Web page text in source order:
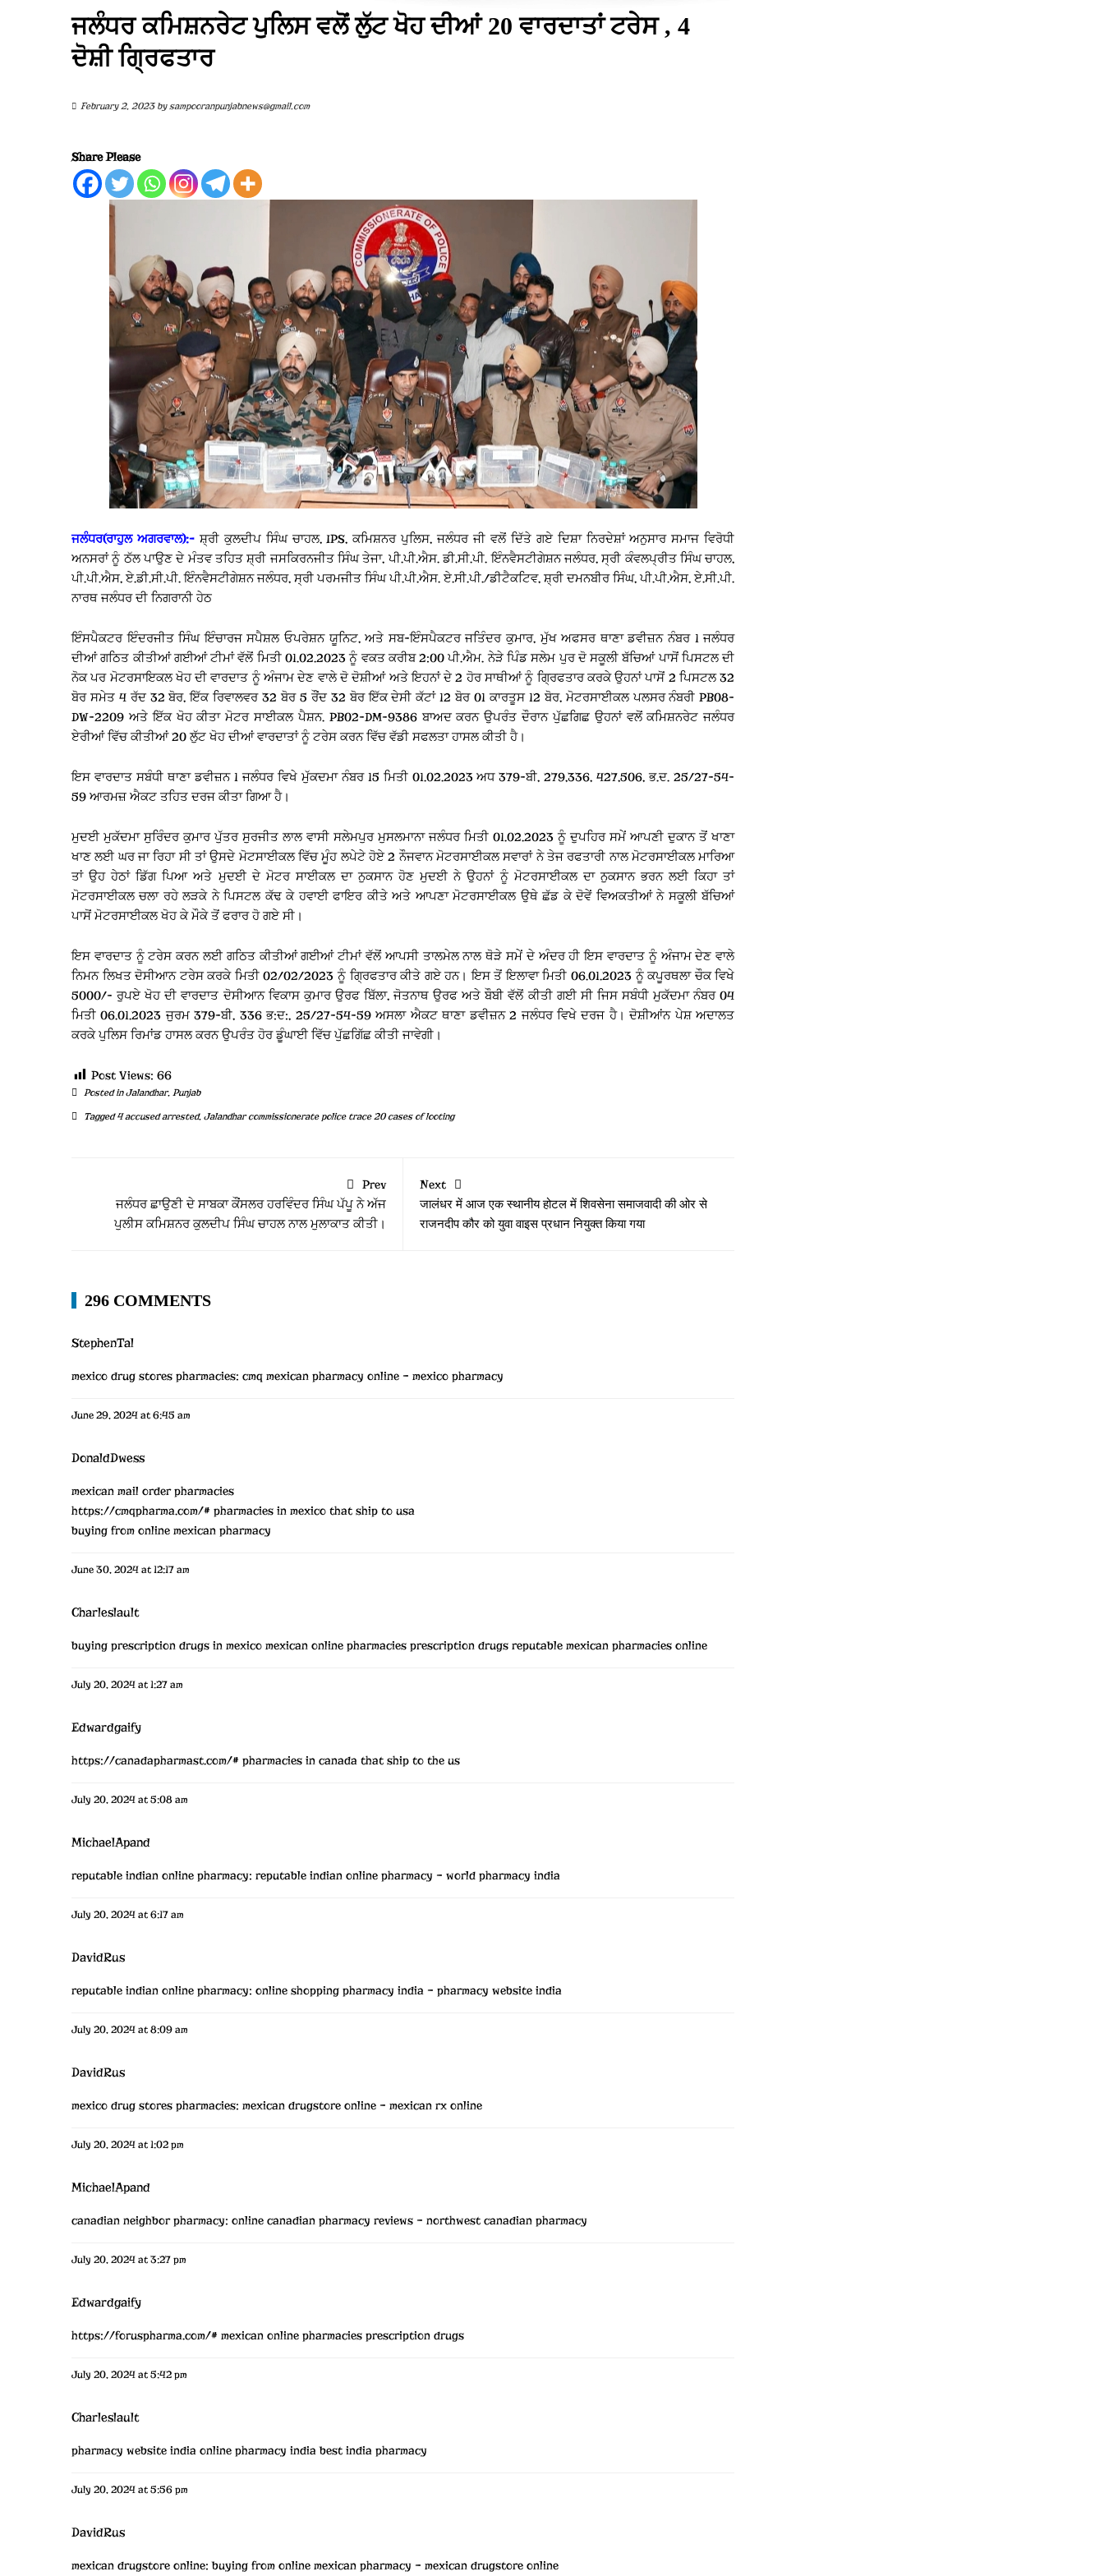
ਜਲੰਧਰ ਕਮਿਸ਼ਨਰੇਟ ਪੁਲਿਸ ਵਲੋਂ ਲੁੱਟ ਖੋਹ ਦੀਆਂ 20 ਵਾਰਦਾਤਾਂ ਟਰੇਸ , 4
ਦੋਸ਼ੀ ਗ੍ਰਿਫਤਾਰ
February 2, 2023bysampooranpunjabnews@gmail.com
Share Please
ਜਲੰਧਰ(ਰਾਹੁਲ ਅਗਰਵਾਲ):- ਸ਼੍ਰੀ ਕੁਲਦੀਪ ਸਿੰਘ ਚਾਹਲ, IPS, ਕਮਿਸ਼ਨਰ ਪੁਲਿਸ, ਜਲੰਧਰ ਜੀ ਵਲੋਂ ਦਿੱਤੇ ਗਏ ਦਿਸ਼ਾ ਨਿਰਦੇਸ਼ਾਂ ਅਨੁਸਾਰ ਸਮਾਜ ਵਿਰੋਧੀ
ਅਨਸਰਾਂ ਨੂੰ ਠੱਲ ਪਾਉਣ ਦੇ ਮੰਤਵ ਤਹਿਤ ਸ਼੍ਰੀ ਜਸਕਿਰਨਜੀਤ ਸਿੰਘ ਤੇਜਾ, ਪੀ.ਪੀ.ਐਸ. ਡੀ.ਸੀ.ਪੀ. ਇੰਨਵੈਸਟੀਗੇਸ਼ਨ ਜਲੰਧਰ, ਸ੍ਰੀ ਕੰਵਲਪ੍ਰੀਤ ਸਿੰਘ ਚਾਹਲ,
ਪੀ.ਪੀ.ਐਸ, ਏ.ਡੀ.ਸੀ.ਪੀ. ਇੰਨਵੈਸਟੀਗੇਸ਼ਨ ਜਲੰਧਰ, ਸ੍ਰੀ ਪਰਮਜੀਤ ਸਿੰਘ ਪੀ.ਪੀ.ਐਸ. ਏ.ਸੀ.ਪੀ./ਡੀਟੈਕਟਿਵ, ਸ਼੍ਰੀ ਦਮਨਬੀਰ ਸਿੰਘ, ਪੀ.ਪੀ.ਐਸ, ਏ.ਸੀ.ਪੀ.
ਨਾਰਥ ਜਲੰਧਰ ਦੀ ਨਿਗਰਾਨੀ ਹੇਠ
ਇੰਸਪੈਕਟਰ ਇੰਦਰਜੀਤ ਸਿੰਘ ਇੰਚਾਰਜ ਸਪੈਸ਼ਲ ਓਪਰੇਸ਼ਨ ਯੂਨਿਟ, ਅਤੇ ਸਬ-ਇੰਸਪੈਕਟਰ ਜਤਿੰਦਰ ਕੁਮਾਰ, ਮੁੱਖ ਅਫਸਰ ਥਾਣਾ ਡਵੀਜ਼ਨ ਨੰਬਰ 1 ਜਲੰਧਰ
ਦੀਆਂ ਗਠਿਤ ਕੀਤੀਆਂ ਗਈਆਂ ਟੀਮਾਂ ਵੱਲੋਂ ਮਿਤੀ 01.02.2023 ਨੂੰ ਵਕਤ ਕਰੀਬ 2:00 ਪੀ.ਐਮ. ਨੇੜੇ ਪਿੰਡ ਸਲੇਮ ਪੁਰ ਦੋ ਸਕੂਲੀ ਬੱਚਿਆਂ ਪਾਸੋਂ ਪਿਸਟਲ ਦੀ
ਨੋਕ ਪਰ ਮੋਟਰਸਾਇਕਲ ਖੋਹ ਦੀ ਵਾਰਦਾਤ ਨੂੰ ਅੰਜਾਮ ਦੇਣ ਵਾਲੇ ਦੋ ਦੋਸ਼ੀਆਂ ਅਤੇ ਇਹਨਾਂ ਦੇ 2 ਹੋਰ ਸਾਥੀਆਂ ਨੂੰ ਗ੍ਰਿਫਤਾਰ ਕਰਕੇ ਉਹਨਾਂ ਪਾਸੋਂ 2 ਪਿਸਟਲ 32
ਬੋਰ ਸਮੇਤ 4 ਰੱਦ 32 ਬੋਰ, ਇੱਕ ਰਿਵਾਲਵਰ 32 ਬੋਰ 5 ਰੌਂਦ 32 ਬੋਰ ਇੱਕ ਦੇਸੀ ਕੱਟਾਂ 12 ਬੋਰ 01 ਕਾਰਤੂਸ 12 ਬੋਰ, ਮੋਟਰਸਾਈਕਲ ਪਲਸਰ ਨੰਬਰੀ PB08-
DW-2209 ਅਤੇ ਇੱਕ ਖੋਹ ਕੀਤਾ ਮੋਟਰ ਸਾਈਕਲ ਪੈਸ਼ਨ. PB02-DM-9386 ਬਾਅਦ ਕਰਨ ਉਪਰੰਤ ਦੌਰਾਨ ਪੁੱਛਗਿਛ ਉਹਨਾਂ ਵਲੋਂ ਕਮਿਸ਼ਨਰੇਟ ਜਲੰਧਰ
ਏਰੀਆਂ ਵਿੱਚ ਕੀਤੀਆਂ 20 ਲੁੱਟ ਖੋਹ ਦੀਆਂ ਵਾਰਦਾਤਾਂ ਨੂੰ ਟਰੇਸ ਕਰਨ ਵਿੱਚ ਵੱਡੀ ਸਫਲਤਾ ਹਾਸਲ ਕੀਤੀ ਹੈ।
ਇਸ ਵਾਰਦਾਤ ਸਬੰਧੀ ਥਾਣਾ ਡਵੀਜ਼ਨ 1 ਜਲੰਧਰ ਵਿਖੇ ਮੁੱਕਦਮਾ ਨੰਬਰ 15 ਮਿਤੀ 01.02.2023 ਅਧ 379-ਬੀ, 279,336, 427,506, ਭ.ਦ. 25/27-54-
59 ਆਰਮਜ਼ ਐਕਟ ਤਹਿਤ ਦਰਜ ਕੀਤਾ ਗਿਆ ਹੈ।
ਮੁਦਈ ਮੁਕੱਦਮਾ ਸੁਰਿੰਦਰ ਕੁਮਾਰ ਪੁੱਤਰ ਸੁਰਜੀਤ ਲਾਲ ਵਾਸੀ ਸਲੇਮਪੁਰ ਮੁਸਲਮਾਨਾ ਜਲੰਧਰ ਮਿਤੀ 01.02.2023 ਨੂੰ ਦੁਪਹਿਰ ਸਮੇਂ ਆਪਣੀ ਦੁਕਾਨ ਤੋਂ ਖਾਣਾ
ਖਾਣ ਲਈ ਘਰ ਜਾ ਰਿਹਾ ਸੀ ਤਾਂ ਉਸਦੇ ਮੋਟਸਾਈਕਲ ਵਿੱਚ ਮੂੰਹ ਲਪੇਟੇ ਹੋਏ 2 ਨੌਜਵਾਨ ਮੋਟਰਸਾਈਕਲ ਸਵਾਰਾਂ ਨੇ ਤੇਜ ਰਫਤਾਰੀ ਨਾਲ ਮੋਟਰਸਾਈਕਲ ਮਾਰਿਆ
ਤਾਂ ਉਹ ਹੇਠਾਂ ਡਿੱਗ ਪਿਆ ਅਤੇ ਮੁਦਈ ਦੇ ਮੋਟਰ ਸਾਈਕਲ ਦਾ ਨੁਕਸਾਨ ਹੋਣ ਮੁਦਈ ਨੇ ਉਹਨਾਂ ਨੂੰ ਮੋਟਰਸਾਈਕਲ ਦਾ ਨੁਕਸਾਨ ਭਰਨ ਲਈ ਕਿਹਾ ਤਾਂ
ਮੋਟਰਸਾਈਕਲ ਚਲਾ ਰਹੇ ਲੜਕੇ ਨੇ ਪਿਸਟਲ ਕੱਢ ਕੇ ਹਵਾਈ ਫਾਇਰ ਕੀਤੇ ਅਤੇ ਆਪਣਾ ਮੋਟਰਸਾਈਕਲ ਉਥੇ ਛੱਡ ਕੇ ਦੋਵੇਂ ਵਿਅਕਤੀਆਂ ਨੇ ਸਕੂਲੀ ਬੱਚਿਆਂ
ਪਾਸੋਂ ਮੋਟਰਸਾਈਕਲ ਖੋਹ ਕੇ ਮੌਕੇ ਤੋਂ ਫਰਾਰ ਹੋ ਗਏ ਸੀ।
ਇਸ ਵਾਰਦਾਤ ਨੂੰ ਟਰੇਸ ਕਰਨ ਲਈ ਗਠਿਤ ਕੀਤੀਆਂ ਗਈਆਂ ਟੀਮਾਂ ਵੱਲੋਂ ਆਪਸੀ ਤਾਲਮੇਲ ਨਾਲ ਥੋੜੇ ਸਮੇਂ ਦੇ ਅੰਦਰ ਹੀ ਇਸ ਵਾਰਦਾਤ ਨੂੰ ਅੰਜਾਮ ਦੇਣ ਵਾਲੇ
ਨਿਮਨ ਲਿਖਤ ਦੋਸੀਆਨ ਟਰੇਸ ਕਰਕੇ ਮਿਤੀ 02/02/2023 ਨੂੰ ਗ੍ਰਿਫਤਾਰ ਕੀਤੇ ਗਏ ਹਨ। ਇਸ ਤੋਂ ਇਲਾਵਾ ਮਿਤੀ 06.01.2023 ਨੂੰ ਕਪੂਰਥਲਾ ਚੌਕ ਵਿਖੇ
5000/- ਰੁਪਏ ਖੋਹ ਦੀ ਵਾਰਦਾਤ ਦੋਸੀਆਨ ਵਿਕਾਸ ਕੁਮਾਰ ਉਰਫ ਬਿੱਲਾ, ਜੋਤਨਾਥ ਉਰਫ ਅਤੇ ਬੌਬੀ ਵੱਲੋਂ ਕੀਤੀ ਗਈ ਸੀ ਜਿਸ ਸਬੰਧੀ ਮੁਕੱਦਮਾ ਨੰਬਰ 04
ਮਿਤੀ 06.01.2023 ਜੁਰਮ 379-ਬੀ, 336 ਭ:ਦ:, 25/27-54-59 ਅਸਲਾ ਐਕਟ ਥਾਣਾ ਡਵੀਜ਼ਨ 2 ਜਲੰਧਰ ਵਿਖੇ ਦਰਜ ਹੈ। ਦੋਸ਼ੀਆਂਨ ਪੇਸ਼ ਅਦਾਲਤ
ਕਰਕੇ ਪੁਲਿਸ ਰਿਮਾਂਡ ਹਾਸਲ ਕਰਨ ਉਪਰੰਤ ਹੋਰ ਡੂੰਘਾਈ ਵਿੱਚ ਪੁੱਛਗਿੱਛ ਕੀਤੀ ਜਾਵੇਗੀ।
Post Views: 66
Posted inJalandhar, Punjab
Tagged4 accused arrested, Jalandhar commissionerate police trace 20 cases of looting
Prev
ਜਲੰਧਰ ਛਾਉਣੀ ਦੇ ਸਾਬਕਾ ਕੌਂਸਲਰ ਹਰਵਿੰਦਰ ਸਿੰਘ ਪੱਪੂ ਨੇ ਅੱਜ
ਪੁਲੀਸ ਕਮਿਸ਼ਨਰ ਕੁਲਦੀਪ ਸਿੰਘ ਚਾਹਲ ਨਾਲ ਮੁਲਾਕਾਤ ਕੀਤੀ।
Next
जालंधर में आज एक स्थानीय होटल में शिवसेना समाजवादी की ओर से
राजनदीप कौर को युवा वाइस प्रधान नियुक्त किया गया
296 COMMENTS
StephenTal
mexico drug stores pharmacies: cmq mexican pharmacy online – mexico pharmacy
June 29, 2024 at 6:45 am
DonaldDwess
mexican mail order pharmacies
https://cmqpharma.com/# pharmacies in mexico that ship to usa
buying from online mexican pharmacy
June 30, 2024 at 12:17 am
Charleslault
buying prescription drugs in mexico mexican online pharmacies prescription drugs reputable mexican pharmacies online
July 20, 2024 at 1:27 am
Edwardgaify
https://canadapharmast.com/# pharmacies in canada that ship to the us
July 20, 2024 at 5:08 am
MichaelApand
reputable indian online pharmacy: reputable indian online pharmacy – world pharmacy india
July 20, 2024 at 6:17 am
DavidRus
reputable indian online pharmacy: online shopping pharmacy india – pharmacy website india
July 20, 2024 at 8:09 am
DavidRus
mexico drug stores pharmacies: mexican drugstore online – mexican rx online
July 20, 2024 at 1:02 pm
MichaelApand
canadian neighbor pharmacy: online canadian pharmacy reviews – northwest canadian pharmacy
July 20, 2024 at 3:27 pm
Edwardgaify
https://foruspharma.com/# mexican online pharmacies prescription drugs
July 20, 2024 at 5:42 pm
Charleslault
pharmacy website india online pharmacy indiabest india pharmacy
July 20, 2024 at 5:56 pm
DavidRus
mexican drugstore online:buying from online mexican pharmacy – mexican drugstore online